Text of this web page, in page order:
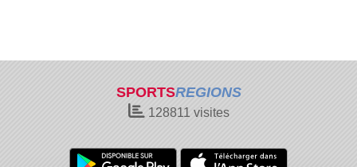
SPORTSREGIONS
128811 visites